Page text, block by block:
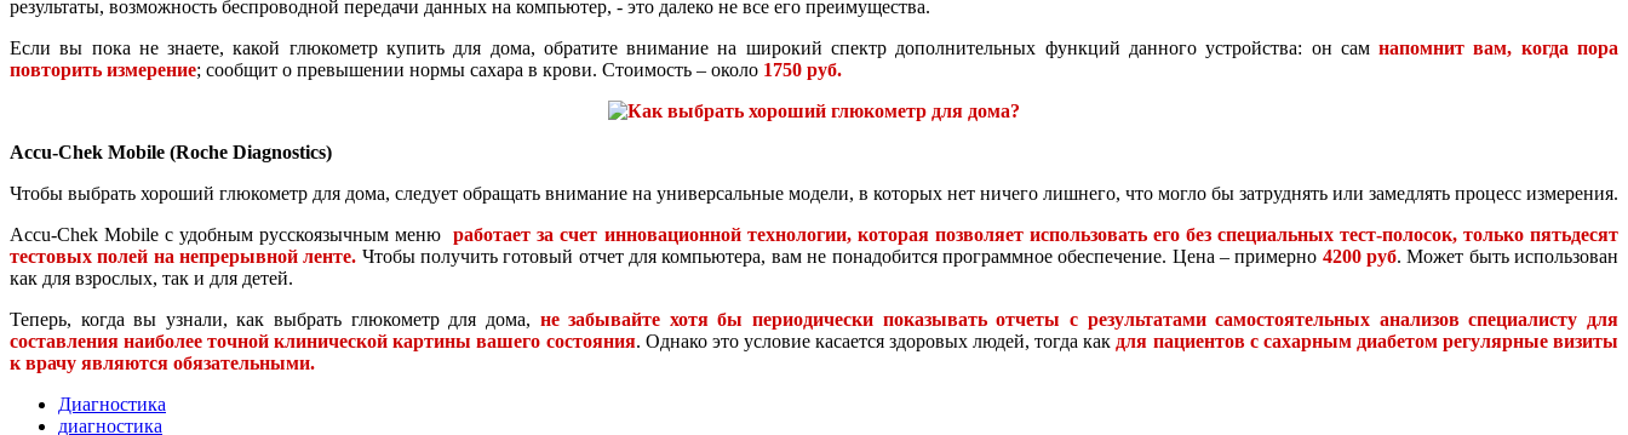
результаты, возможность беспроводной передачи данных на компьютер, - это далеко не все его преимущества.
Если вы пока не знаете, какой глюкометр купить для дома, обратите внимание на широкий спектр дополнительных функций данного устройства: он самнапомнит вам, когда пора
повторить измерение; сообщит о превышении нормы сахара в крови. Стоимость – около 1750 руб.
Accu-Chek Mobile (Roche Diagnostics)
Чтобы выбрать хороший глюкометр для дома, следует обращать внимание на универсальные модели, в которых нет ничего лишнего, что могло бы затруднять или замедлять процесс измерения.
Accu-Chek Mobile с удобным русскоязычным менюработает за счет инновационной технологии, которая позволяет использовать его без специальных тест-полосок, только пятьдесят
тестовых полей на непрерывной ленте. Чтобы получить готовый отчет для компьютера, вам не понадобится программное обеспечение. Цена – примерно 4200 руб. Может быть использован
как для взрослых, так и для детей.
Теперь, когда вы узнали, как выбрать глюкометр для дома, не забывайте хотя бы периодически показывать отчеты с результатами самостоятельных анализов специалисту для
составления наиболее точной клинической картины вашего состояния. Однако это условие касается здоровых людей, тогда как для пациентов с сахарным диабетом регулярные визиты
к врачу являются обязательными.
Диагностика
диагностика